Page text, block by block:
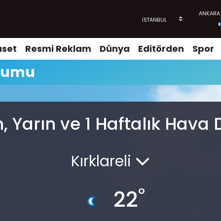
Resmi Reklam Dünya Editörden Spor
Yarın ve 1 Haftalık
Kırklareli
22°